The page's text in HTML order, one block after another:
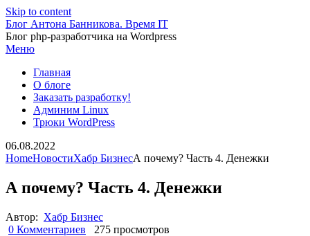
Skip to content
Блог Антона Банникова. Время IT
Блог php-разработчика на Wordpress
Меню
Главная
О блоге
Заказать разработку!
Админим Linux
Трюки WordPress
06.08.2022
HomeНовостиХабр БизнесА почему? Часть 4. Денежки
А почему? Часть 4. Денежки
Автор: Хабр Бизнес
0 Комментариев
275 просмотров